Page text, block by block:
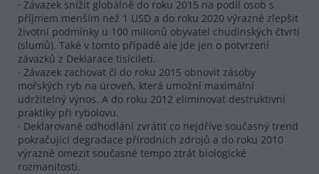
· Závazek snížit globálně do roku 2015 na podíl osob s
příjmem menším než 1 USD a do roku 2020 výrazně zlepšit
životní podmínky u 100 milionů obyvatel chudinských čtvrtí
(slumů). Také v tomto případě ale jde jen o potvrzení
závazků z Deklarace tisíciletí.
· Závazek zachovat či do roku 2015 obnovit zásoby
mořských ryb na úroveň, která umožní maximální
udržitelný výnos. A do roku 2012 eliminovat destruktivní
praktiky při rybolovu.
· Deklarované odhodlání zvrátit co nejdříve současný trend
pokračující degradace přírodních zdrojů a do roku 2010
výrazně omezit současné tempo ztrát biologické
rozmanitosti.